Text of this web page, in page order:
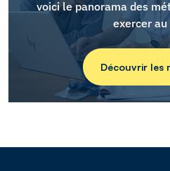
voici le panorama des
exercer au
Découvrir les